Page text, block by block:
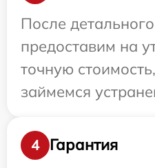
После
предоставим на
точную
займемся
4
Гарантия